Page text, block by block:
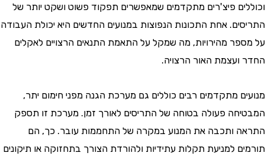
פיצ'רים מתקדמים שמאפשרים תפקוד פשוט ושקט יותר של
אחת התכונות הנפוצות במנועים החדשים היא יכולת העבודה
מהירויות, מה שמקל על התאמת התנאים הרצויים לאקלים
האור הרצויה.
מתקדמים רבים כוללים גם מערכת הגנה מפני חימום יתר,
פעולה בטוחה של התריסים לאורך זמן. מערכת זו תספק
ותכבה את המנוע במקרה של התחממות עובר. כך, הם
למניעת תקלות עתידיות ולהורדת הצורך בתחזוקה או תיקונים